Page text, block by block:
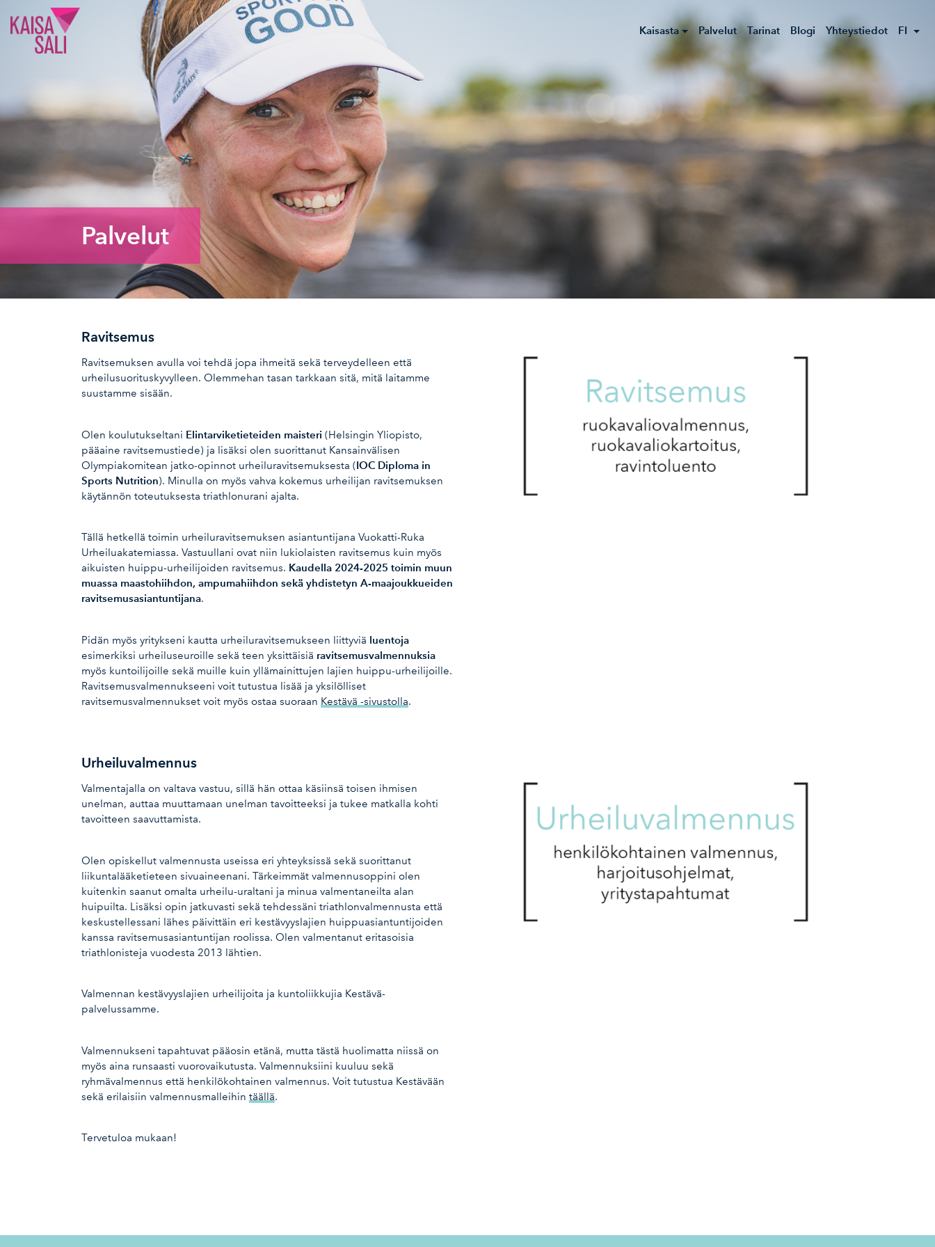
Kaisa Sali
Kaisasta Palvelut Tarinat Blogi Yhteystiedot FI
Palvelut
Ravitsemus
Ravitsemuksen avulla voi tehdä jopa ihmeitä sekä terveydelleen että
urheilusuorituskyvylleen. Olemmehan tasan tarkkaan sitä, mitä laitamme
suustamme sisään.
Olen koulutukseltani Elintarviketieteiden maisteri (Helsingin Yliopisto,
pääaine ravitsemustiede) ja lisäksi olen suorittanut Kansainvälisen
Olympiakomitean jatko-opinnot urheiluravitsemuksesta (IOC Diploma in
Sports Nutrition). Minulla on myös vahva kokemus urheilijan ravitsemuksen
käytännön toteutuksesta triathlonurani ajalta.
Tällä hetkellä toimin urheiluravitsemuksen asiantuntijana Vuokatti-Ruka
Urheiluakatemiassa. Vastuullani ovat niin lukiolaisten ravitsemus kuin myös
aikuisten huippu-urheilijoiden ravitsemus. Kaudella 2024-2025 toimin muun
muassa maastohiihdon, ampumahiihdon sekä yhdistetyn A-maajoukkueiden
ravitsemusasiantuntijana.
Pidän myös yritykseni kautta urheiluravitsemukseen liittyviä luentoja
esimerkiksi urheiluseuroille sekä teen yksittäisiä ravitsemusvalmennuksia
myös kuntoilijoille sekä muille kuin yllämainittujen lajien huippu-urheilijoille.
Ravitsemusvalmennukseeni voit tutustua lisää ja yksilölliset
ravitsemusvalmennukset voit myös ostaa suoraan Kestävä -sivustolla.
Urheiluvalmennus
Valmentajalla on valtava vastuu, sillä hän ottaa käsiinsä toisen ihmisen
unelman, auttaa muuttamaan unelman tavoitteeksi ja tukee matkalla kohti
tavoitteen saavuttamista.
Olen opiskellut valmennusta useissa eri yhteyksissä sekä suorittanut
liikuntalääketieteen sivuaineenani. Tärkeimmät valmennusoppini olen
kuitenkin saanut omalta urheilu-uraltani ja minua valmentaneilta alan
huipuilta. Lisäksi opin jatkuvasti sekä tehdessäni triathlonvalmennusta että
keskustellessani lähes päivittäin eri kestävyyslajien huippuasiantuntijoiden
kanssa ravitsemusasiantuntijan roolissa. Olen valmentanut eritasoisia
triathlonisteja vuodesta 2013 lähtien.
Valmennan kestävyyslajien urheilijoita ja kuntoliikkujia Kestävä-
palvelussamme.
Valmennukseni tapahtuvat pääosin etänä, mutta tästä huolimatta niissä on
myös aina runsaasti vuorovaikutusta. Valmennuksiini kuuluu sekä
ryhmävalmennus että henkilökohtainen valmennus. Voit tutustua Kestävään
sekä erilaisiin valmennusmalleihin täällä.
Tervetuloa mukaan!